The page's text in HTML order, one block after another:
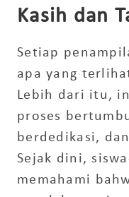
Kasih dan
Setiap
apa yang
Lebih dari itu,
proses
berdedikasi,
Sejak dini,
memahami